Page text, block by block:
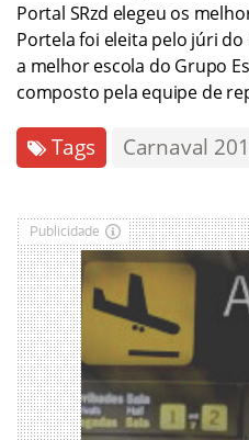
Portal SRzd elegeu os
Portela foi eleita pelo júri do
a melhor escola do Grupo
composto pela equipe de
Tags Carnaval
Publicidade